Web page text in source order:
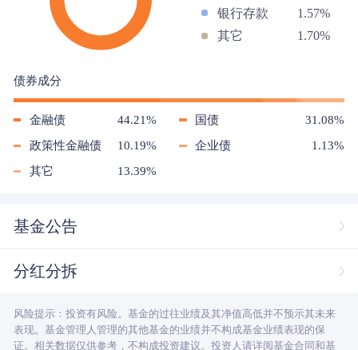
银行存款
1.57%
其它
1.70%
债券成分
金融债 44.21% 国债 31.08%
政策性金融债 10.19% 企业债 1.13%
其它 13.39%
基金公告
分红分拆
风险提示：投资有风险。基金的过往业绩及其净值高低并不预示其未来
表现。基金管理人管理的其他基金的业绩并不构成基金业绩表现的保
证。相关数据仅供参考，不构成投资建议。投资人请详阅基金合同和基